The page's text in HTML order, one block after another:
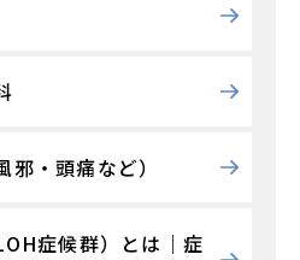
・頭痛など）
症候群）とは｜症